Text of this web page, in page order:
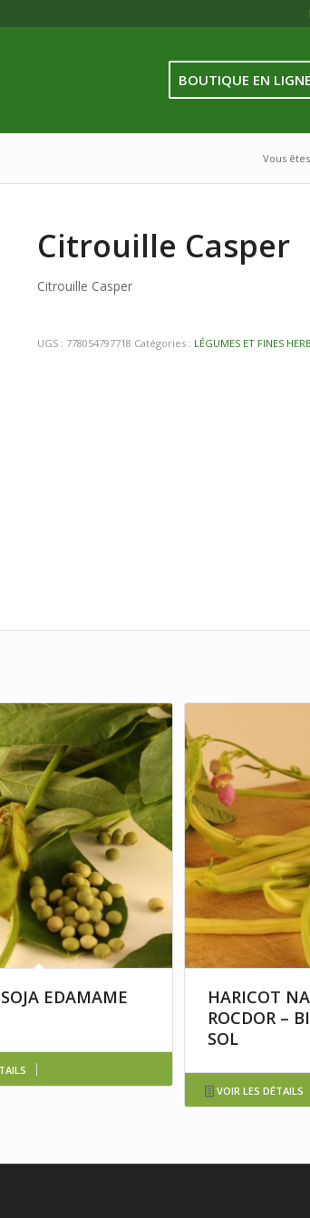
BOUTIQUE EN LIGNE
Vous
Citrouille Casper
Citrouille Casper
UGS : 778054797718 Catégories : LÉGUMES ET FINES
EDAMAME
HARICOT
ROCDOR –
SOL
VOIR LES DÉTAILS